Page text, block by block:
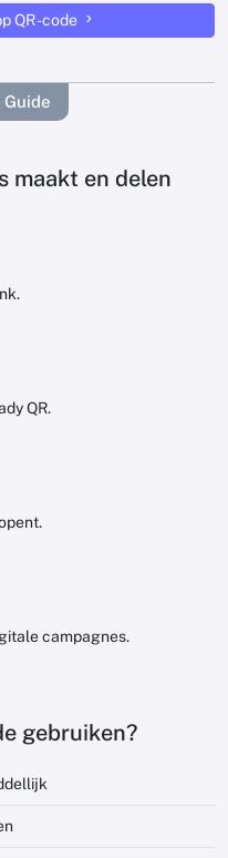
QR -code
maakt en delen
QR.
campagnes.
gebruiken?